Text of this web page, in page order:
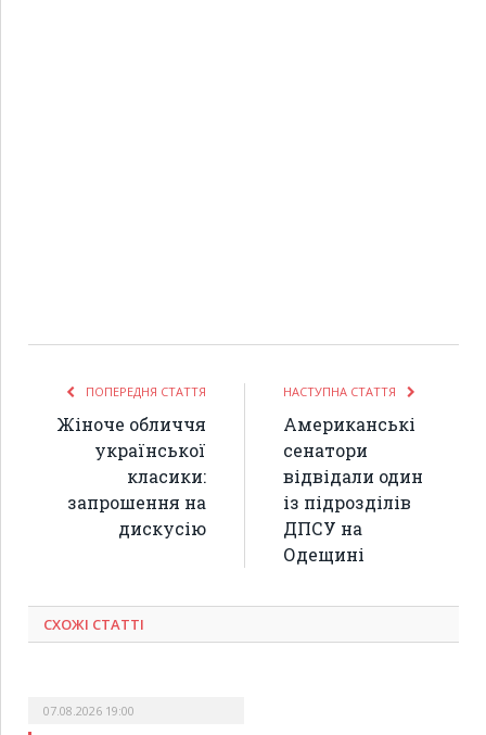
ПОПЕРЕДНЯ СТАТТЯ
Жіноче обличчя
української
класики:
запрошення на
дискусію
НАСТУПНА СТАТТЯ
Американські
сенатори
відвідали один
із підрозділів
ДПСУ на
Одещині
СХОЖІ СТАТТІ
07.08.2026 19:00